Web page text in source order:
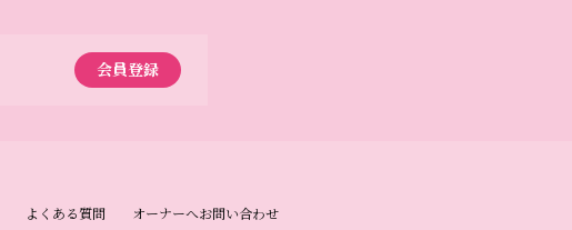
会員登録
よくある質問 オーナーへお問い合わせ